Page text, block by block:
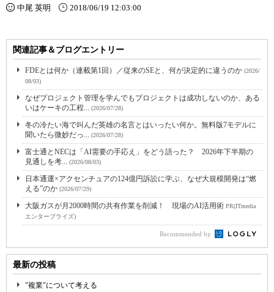
中尾 英明 2018/06/19 12:03:00
関連記事＆ブログエントリー
FDEとは何か（連載第1回）／従来のSEと、何が決定的に違うのか (2026/
08/03)
なぜプロジェクト管理を学んでもプロジェクトは成功しないのか、ある
いはケーキの工程... (2026/07/28)
冬の冷たい海で叫んだ英雄の名言とはいったい何か。無料版7モデルに
聞いたら微妙だっ... (2026/07/28)
富士通とNECは「AI需要の手応え」をどう語った？ 2026年下半期の
見通しを考... (2026/08/03)
日本通運×アクセンチュアの124億円訴訟に学ぶ、なぜ大規模開発は“燃
える”のか (2026/07/29)
大阪ガスが月2000時間の共有作業を削減！ 現場のAI活用術 PR(ITmedia
エンタープライズ)
Recommended by
最新の投稿
"複業"について考える